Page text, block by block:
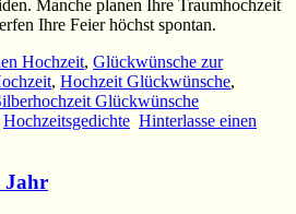
Manche planen Ihre Traumhochzeit
Ihre Feier höchst spontan.
Hochzeit, Glückwünsche zur
, Hochzeit Glückwünsche,
Glückwünsche
Hochzeitsgedichte Hinterlasse einen
Jahr